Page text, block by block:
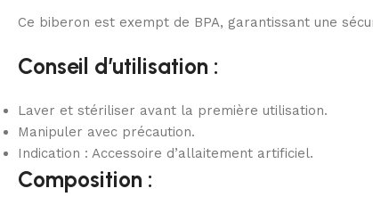
Ce biberon est exempt de BPA, garantissant une
Conseil d’utilisation :
Laver et stériliser avant la première utilisation.
Manipuler avec précaution.
Indication : Accessoire d’allaitement artificiel.
Composition :